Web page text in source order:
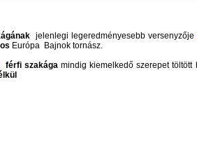
jelenlegi legeredményesebb versenyzője
Európa Bajnok tornász.
férfi szakágamindig kiemelkedő szerepet